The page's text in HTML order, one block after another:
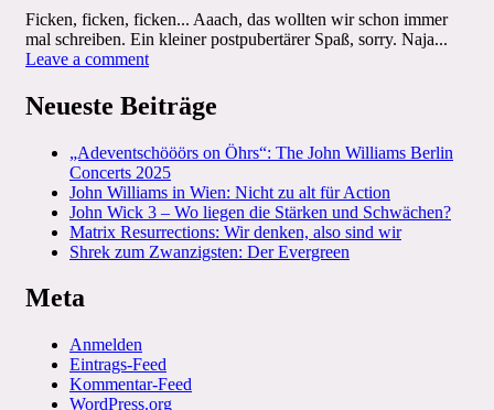
Ficken, ficken, ficken... Aaach, das wollten wir schon immer
mal schreiben. Ein kleiner postpubertärer Spaß, sorry. Naja...
Leave a commenton
Education:
Fi**en
Herz
und
Verstand
Neueste Beiträge
„Adeventschööörs on Öhrs“: The John Williams Berlin
Concerts 2025
John Williams in Wien: Nicht zu alt für Action
John Wick 3 – Wo liegen die Stärken und Schwächen?
Matrix Resurrections: Wir denken, also sind wir
Shrek zum Zwanzigsten: Der Evergreen
Meta
Anmelden
Eintrags-Feed
Kommentar-Feed
WordPress.org